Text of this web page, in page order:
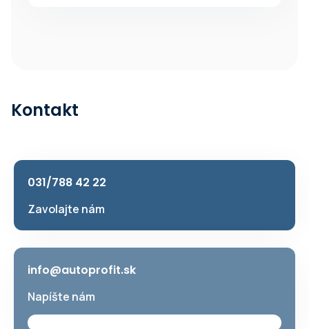
Kontakt
031/788 42 22
Zavolajte nám
info@autoprofit.sk
Napíšte nám